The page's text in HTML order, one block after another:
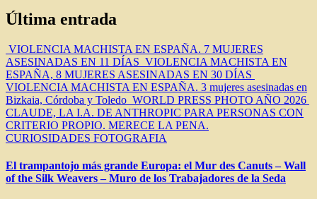
Última entrada
VIOLENCIA MACHISTA EN ESPAÑA. 7 MUJERES
ASESINADAS EN 11 DÍAS VIOLENCIA MACHISTA EN
ESPAÑA, 8 MUJERES ASESINADAS EN 30 DÍAS
VIOLENCIA MACHISTA EN ESPAÑA. 3 mujeres asesinadas en
Bizkaia, Córdoba y Toledo WORLD PRESS PHOTO AÑO 2026
CLAUDE, LA I.A. DE ANTHROPIC PARA PERSONAS CON
CRITERIO PROPIO. MERECE LA PENA.
CURIOSIDADES FOTOGRAFIA
El trampantojo más grande Europa: el Mur des Canuts – Wall
of the Silk Weavers – Muro de los Trabajadores de la Seda